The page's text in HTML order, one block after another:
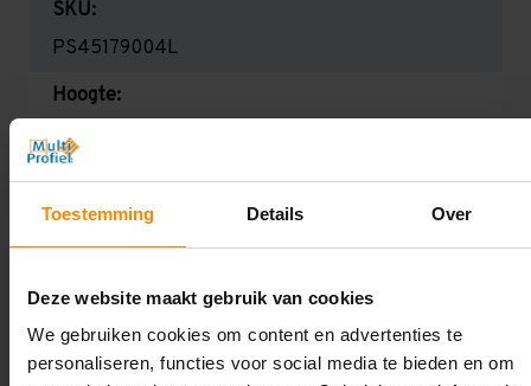
Toestemming Details Over
Deze website maakt gebruik van cookies
We gebruiken cookies om content en advertenties te
personaliseren, functies voor social media te bieden en om
SKU:
PS45179004L
Hoogte:
4.500 mm
Diepte:
1.100 mm
17.900 mm
Liggerlengte: